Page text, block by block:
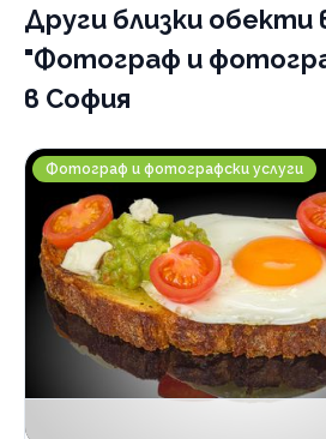
Други близки обекти
"Фотограф и
в София
Darin Balevski Food Photography
Фотограф и фотографски услуги
Фотограф и фотографски
Видео услуги
По домовете